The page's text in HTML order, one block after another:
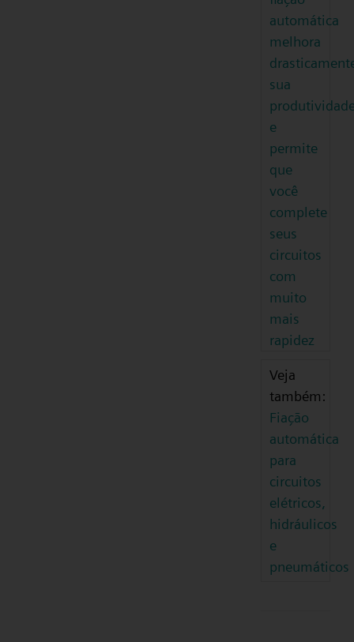
automática
melhora
sua
e
permite
que
você
complete
seus
circuitos
com
muito
mais
rapidez
Veja
também:
Fiação
automática
para
circuitos
elétricos,
hidráulicos
e
pneumáticos